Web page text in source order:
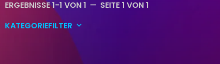
ERGEBNISSE 1-1 VON 1 remove SEITE 1 VON 1
KATEGORIEFILTER keyboard_arrow_down